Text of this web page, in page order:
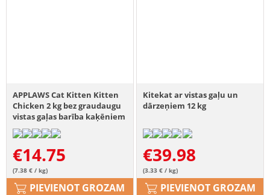
APPLAWS Cat Kitten Kitten
Chicken 2 kg bez graudaugu
vistas gaļas barība kaķēniem
€14.75
(7.38 € / kg)
PIEVIENOT GROZAM
Kitekat ar vistas gaļu un
dārzeņiem 12 kg
€39.98
(3.33 € / kg)
PIEVIENOT GROZAM